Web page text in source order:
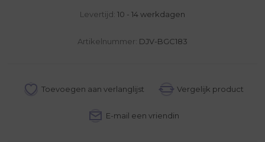
Levertijd: 10 - 14 werkdagen
Artikelnummer: DJV-BGC183